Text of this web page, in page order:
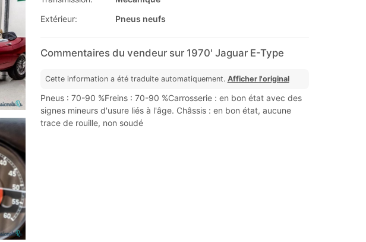
Extérieur:
Pneus neufs
Commentaires du vendeur sur 1970' Jaguar E-Type
Cette information a été traduite automatiquement. Afficher l'original
Pneus : 70-90 %Freins : 70-90 %Carrosserie : en bon état avec des
signes mineurs d'usure liés à l'âge. Châssis : en bon état, aucune
trace de rouille, non soudé